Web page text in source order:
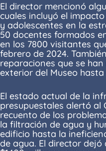
El director mencionó
cuales incluyó el
y adolescentes en la
50 docentes formados
en los 7800 visitantes
febrero de 2024.
reparaciones que se
exterior del Museo
El estado actual de la
presupuestales alertó al
recuento de los
la filtración de agua y
edificio hasta la
de agua. El director